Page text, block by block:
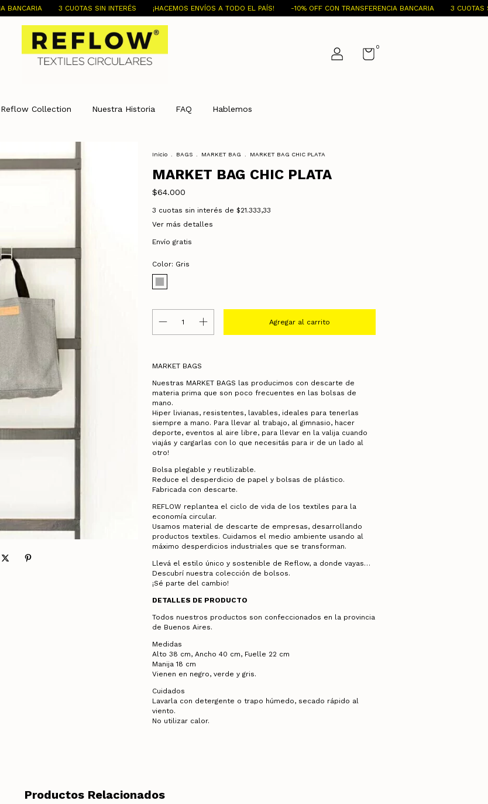
3 CUOTAS SIN INTERÉS ¡HACEMOS ENVÍOS A TODO EL PAÍS! -10% OFF CON TRANSFERENCIA BANCARIA 3 CUOTAS SIN INTERÉS
0
Reflow Collection Nuestra Historia FAQ Hablemos
Inicio BAGS MARKET BAG MARKET BAG CHIC PLATA
MARKET BAG CHIC PLATA
$64.000
3 cuotas sin interés de $21.333,33
Ver más detalles
Envío gratis
Color: Gris
MARKET BAGS
Nuestras MARKET BAGS las producimos con descarte de
materia prima que son poco frecuentes en las bolsas de
mano.
Hiper livianas, resistentes, lavables, ideales para tenerlas
siempre a mano. Para llevar al trabajo, al gimnasio, hacer
deporte, eventos al aire libre, para llevar en la valija cuando
viajás y cargarlas con lo que necesitás para ir de un lado al
otro!
Bolsa plegable y reutilizable.
Reduce el desperdicio de papel y bolsas de plástico.
Fabricada con descarte.
REFLOW replantea el ciclo de vida de los textiles para la
economía circular.
Usamos material de descarte de empresas, desarrollando
productos textiles. Cuidamos el medio ambiente usando al
máximo desperdicios industriales que se transforman.
Llevá el estilo único y sostenible de Reflow, a donde vayas…
Descubrí nuestra colección de bolsos.
¡Sé parte del cambio!
DETALLES DE PRODUCTO
Todos nuestros productos son confeccionados en la provincia
de Buenos Aires.
Medidas
Alto 38 cm, Ancho 40 cm, Fuelle 22 cm
Manija 18 cm
Vienen en negro, verde y gris.
Cuidados
Lavarla con detergente o trapo húmedo, secado rápido al
viento.
No utilizar calor.
Productos Relacionados